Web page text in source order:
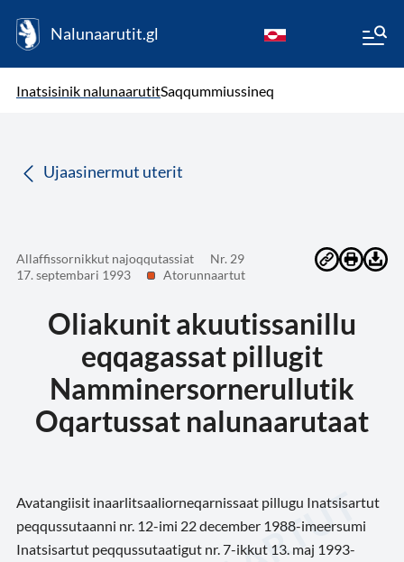
Nalunaarutit.gl
Inatsisinik nalunaarutitSaqqummiussineq
Ujaasinermut uterit
Allaffissornikkut najoqqutassiat
Nr. 29
17. septembari 1993
Atorunnaartut
Oliakunit akuutissanillu
eqqagassat pillugit
Namminersornerullutik
Oqartussat nalunaarutaat
Avatangiisit inaarlitsaaliorneqarnissaat pillugu Inatsisartut
peqqussutaanni nr. 12-imi 22 december 1988-imeersumi
Inatsisartut peqqussutaatigut nr. 7-ikkut 13. maj 1993-